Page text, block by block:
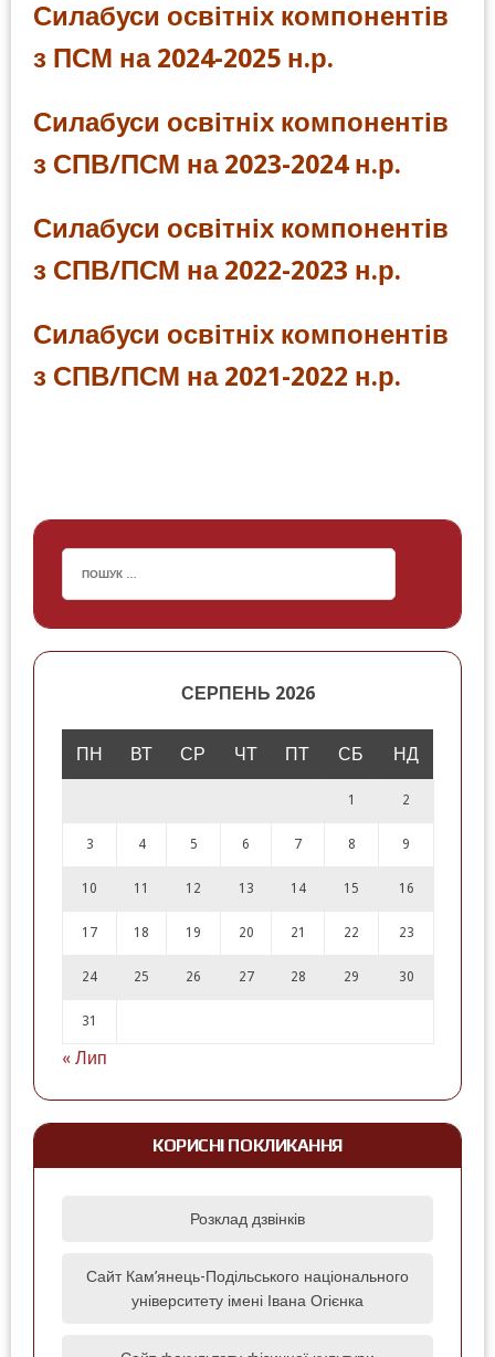
Силабуси освітніх компонентів
з ПСМ на 2024-2025 н.р.
Силабуси освітніх компонентів
з СПВ/ПСМ на 2023-2024 н.р.
Силабуси освітніх компонентів
з СПВ/ПСМ на 2022-2023 н.р.
Силабуси освітніх компонентів
з СПВ/ПСМ на 2021-2022 н.р.
СЕРПЕНЬ 2026
ПН ВТ СР ЧТ ПТ СБ НД
1 2
3 4 5 6 7 8 9
10 11 12 13 14 15 16
17 18 19 20 21 22 23
24 25 26 27 28 29 30
31
« Лип
КОРИСНІ ПОКЛИКАННЯ
Розклад дзвінків
Сайт Кам’янець-Подільського національного
університету імені Івана Огієнка